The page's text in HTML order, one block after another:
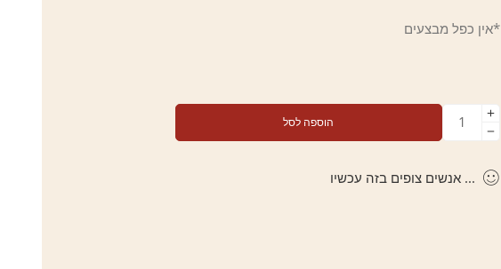
*אין כפל מבצעים
הוספה לסל
... אנשים צופים בזה עכשיו